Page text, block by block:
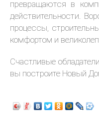
превращаются в
действительности.
процессы,
комфортом и
Счастливые
вы построите Новый